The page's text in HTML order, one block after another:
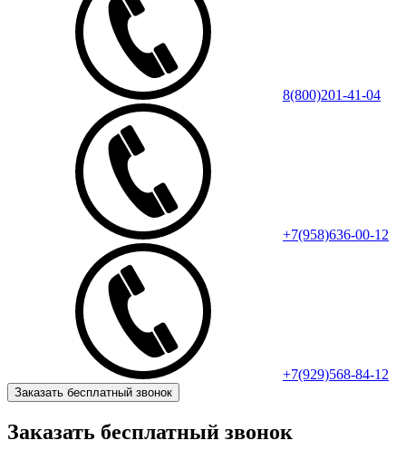
8(800)201-41-04
+7(958)636-00-12
+7(929)568-84-12
Заказать бесплатный звонок
Заказать бесплатный звонок